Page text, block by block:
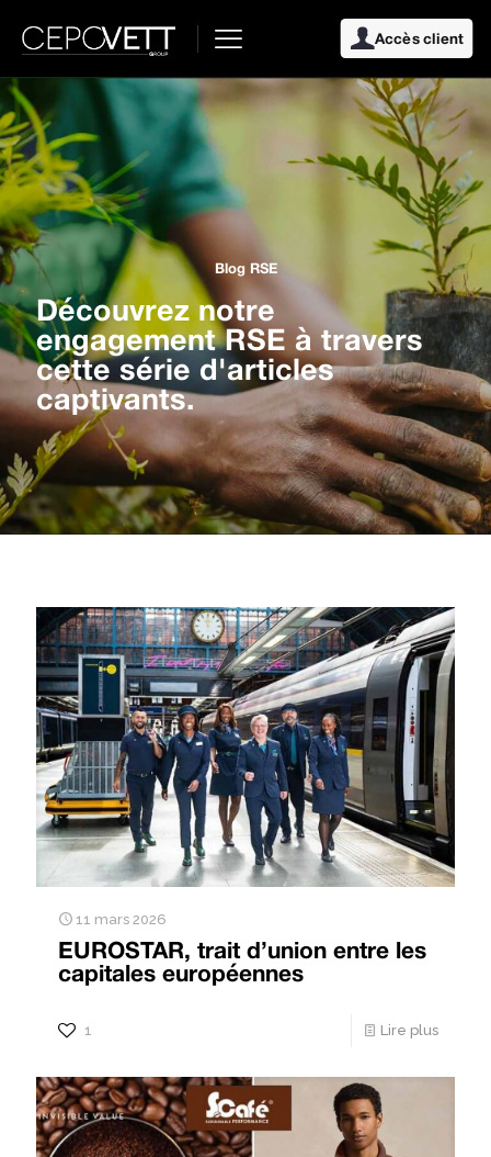
Accès client
Blog RSE
Découvrez notre
engagement RSE à travers
cette série d'articles
captivants.
11 mars 2026
EUROSTAR, trait d’union entre les
capitales européennes
1 Lire plus